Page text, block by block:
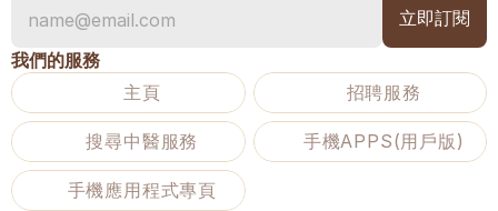
我們的服務
主頁
招聘服務
搜尋中醫服務 手機APPS(用戶版)
手機應用程式專頁